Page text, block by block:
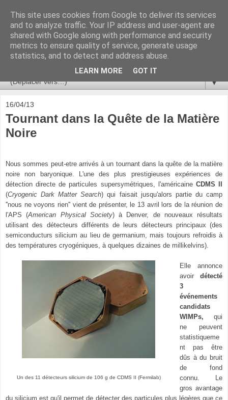
Ça se passe là haut
Astronomie, Astrophysique, Astroparticules, Cosmologie.
L'infini se contemple, indéfiniment. ISSN 2272-5768
▼
16/04/13
Tournant dans la Quête de la Matière
Noire
Nous sommes peut-etre arrivés à un tournant dans la quête de la matière
noire non baryonique. L'une des plus prestigieuses expériences de
détection directe de particules supersymétriques, l'américaine CDMS II
(Cryogenic Dark Matter Search) qui faisait jusqu'alors partie du camp
''nous ne voyons rien'' vient de présenter, le 13 avril lors de la réunion de
l'APS(American Physical Society)à Denver, de nouveaux résultats
utilisant des détecteurs différents de leurs détecteurs principaux (des
semiconducturs silicium au lieu de germanium, mais toujours refroidis à
des températures cryogéniques, à quelques dizaines de millikelvins).
Un des 11 détecteurs silicium de 106 g de CDMS II (Fermilab)
Elle annonce
avoir détecté
3
événements
candidats
WIMPs, qui
ne peuvent
statistiqueme
nt pas être
dûs à du bruit
de fond
connu. Le
gros avantage
du silicium est qu'il permet de détecter des particules plus légères que ce
This site uses cookies from Google to deliver its services
and to analyze traffic. Your IP address and user-agent are
shared with Google along with performance and security
metrics to ensure quality of service, generate usage
statistics, and to detect and address abuse.
LEARN MORE GOT IT